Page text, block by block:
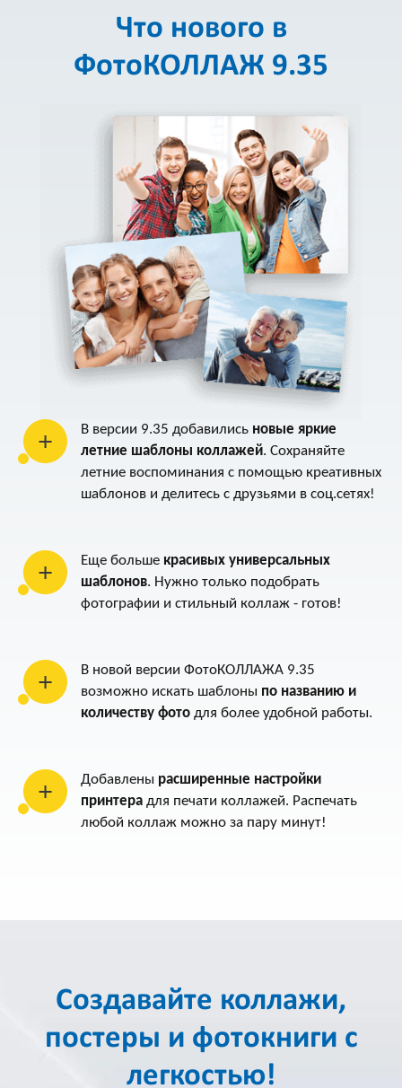
Что нового в
ФотоКОЛЛАЖ 9.35
В версии 9.35 добавились новые яркие
летние шаблоны коллажей. Сохраняйте
летние воспоминания с помощью креативных
шаблонов и делитесь с друзьями в соц.сетях!
Еще больше красивых универсальных
шаблонов. Нужно только подобрать
фотографии и стильный коллаж - готов!
В новой версии ФотоКОЛЛАЖА 9.35
возможно искать шаблоны по названию и
количеству фото для более удобной работы.
Добавлены расширенные настройки
принтера для печати коллажей. Распечать
любой коллаж можно за пару минут!
Создавайте коллажи,
постеры и фотокниги с
легкостью!